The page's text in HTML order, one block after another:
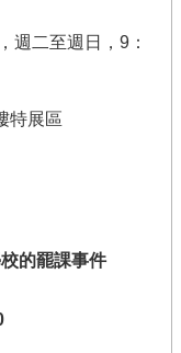
週二至週日，9：
特展區
的罷課事件